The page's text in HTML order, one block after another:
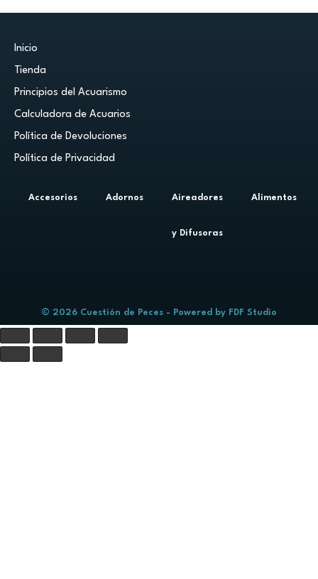
Inicio
Tienda
Principios del Acuarismo
Calculadora de Acuarios
Política de Devoluciones
Política de Privacidad
Accesorios Adornos Aireadores
y Difusoras
Alimentos
© 2026 Cuestión de Peces - Powered by FDF Studio